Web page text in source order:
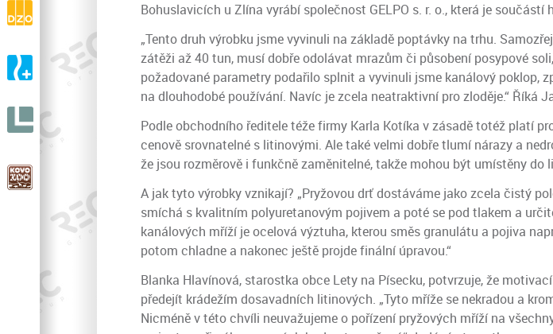
Bohuslavicích u Zlína vyrábí společnost GELPO s. r. o., která je součástí
„Tento druh výrobku jsme vyvinuli na základě poptávky na trhu.
zátěži až 40 tun, musí dobře odolávat mrazům či působení posypové
požadované parametry podařilo splnit a vyvinuli jsme kanálový poklop,
na dlouhodobé používání. Navíc je zcela neatraktivní pro zloděje.“ Říká
Podle obchodního ředitele téže firmy Karla Kotíka v zásadě totéž platí
cenově srovnatelné s litinovými. Ale také velmi dobře tlumí nárazy a
že jsou rozměrově i funkčně zaměnitelné, takže mohou být umístěny
A jak tyto výrobky vznikají? „Pryžovou drť dostáváme jako zcela čistý
smíchá s kvalitním polyuretanovým pojivem a poté se pod tlakem a
kanálových mříží je ocelová výztuha, kterou směs granulátu a pojiva
potom chladne a nakonec ještě projde finální úpravou.“
Blanka Hlavínová, starostka obce Lety na Písecku, potvrzuje, že
předejít krádežím dosavadních litinových. „Tyto mříže se nekradou a
Nicméně v této chvíli neuvažujeme o pořízení pryžových mříží na
A-ORTO s.r.o.
Výroba a prodej ortopedické protetiky
s.r.o.
V celé Evropě unikátní ZOO